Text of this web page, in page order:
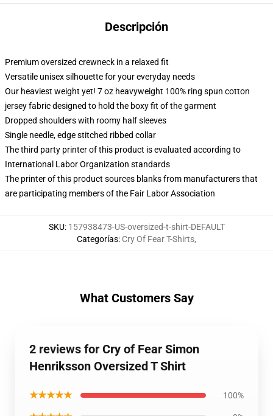
Descripción
Premium oversized crewneck in a relaxed fit
Versatile unisex silhouette for your everyday needs
Our heaviest weight yet! 7 oz heavyweight 100% ring spun cotton
jersey fabric designed to hold the boxy fit of the garment
Dropped shoulders with roomy half sleeves
Single needle, edge stitched ribbed collar
The third party printer of this product is evaluated according to
International Labor Organization standards
The printer of this product sources blanks from manufacturers that
are participating members of the Fair Labor Association
SKU: 157938473-US-oversized-t-shirt-DEFAULT
Categorías: Cry Of Fear T-Shirts,
What Customers Say
2 reviews for Cry of Fear Simon
Henriksson Oversized T Shirt
★★★★★ 100%